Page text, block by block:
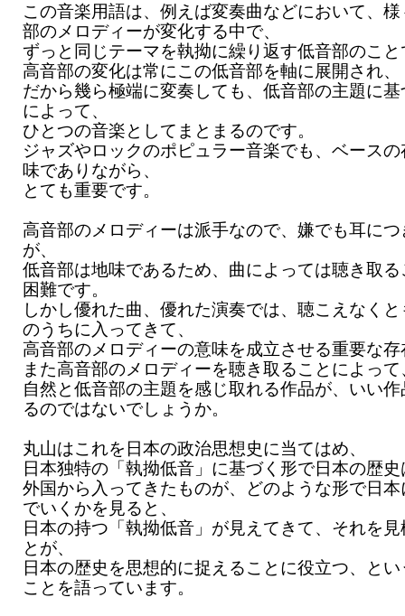
この音楽用語は、例えば変奏曲などにおいて、
部のメロディーが変化する中で、
ずっと同じテーマを執拗に繰り返す低音部のこと
高音部の変化は常にこの低音部を軸に展開され、
だから幾ら極端に変奏しても、低音部の主題に
によって、
ひとつの音楽としてまとまるのです。
ジャズやロックのポピュラー音楽でも、ベース
味でありながら、
とても重要です。
高音部のメロディーは派手なので、嫌でも耳につ
が、
低音部は地味であるため、曲によっては聴き取
困難です。
しかし優れた曲、優れた演奏では、聴こえなく
のうちに入ってきて、
高音部のメロディーの意味を成立させる重要な
また高音部のメロディーを聴き取ることによって
自然と低音部の主題を感じ取れる作品が、いい
るのではないでしょうか。
丸山はこれを日本の政治思想史に当てはめ、
日本独特の「執拗低音」に基づく形で日本の歴
外国から入ってきたものが、どのような形で日
でいくかを見ると、
日本の持つ「執拗低音」が見えてきて、それを
とが、
日本の歴史を思想的に捉えることに役立つ、と
ことを語っています。